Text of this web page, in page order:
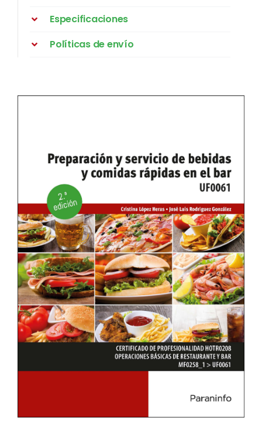
Especificaciones
Políticas de envío